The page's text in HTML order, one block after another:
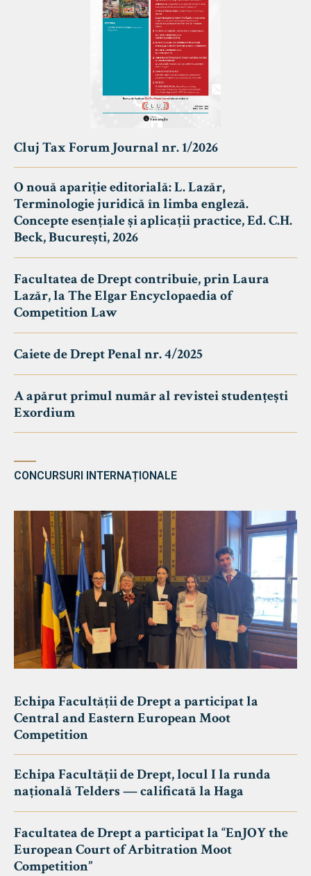
Cluj Tax Forum Journal nr. 1/2026
O nouă apariție editorială: L. Lazăr,
Terminologie juridică în limba engleză.
Concepte esențiale și aplicații practice, Ed. C.H.
Beck, București, 2026
Facultatea de Drept contribuie, prin Laura
Lazăr, la The Elgar Encyclopaedia of
Competition Law
Caiete de Drept Penal nr. 4/2025
A apărut primul număr al revistei studențești
Exordium
CONCURSURI INTERNAȚIONALE
Echipa Facultății de Drept a participat la
Central and Eastern European Moot
Competition
Echipa Facultății de Drept, locul I la runda
națională Telders — calificată la Haga
Facultatea de Drept a participat la “EnJOY the
European Court of Arbitration Moot
Competition”